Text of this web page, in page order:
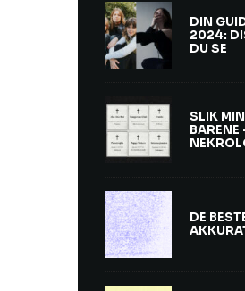
DIN
2024:
DU SE
SLIK
BARENE
DE